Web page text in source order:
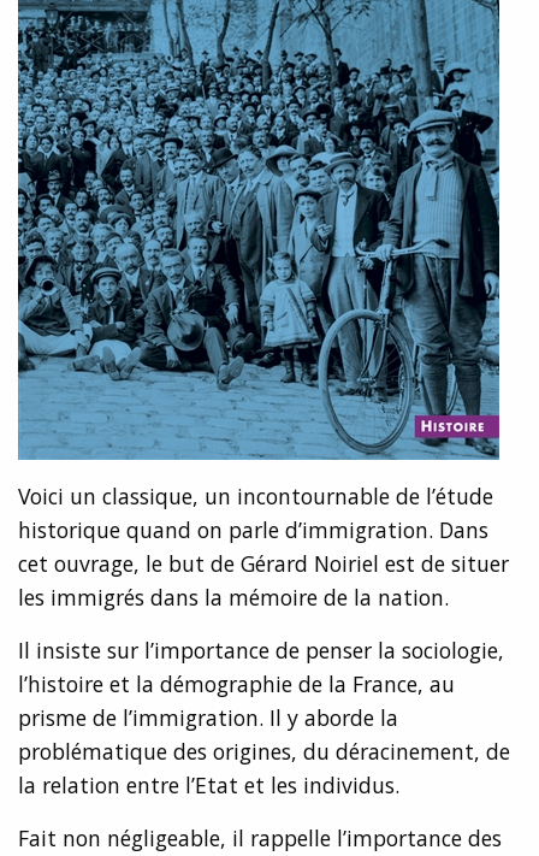
Voici un classique, un incontournable de l’étude
historique quand on parle d’immigration. Dans
cet ouvrage, le but de Gérard Noiriel est de situer
les immigrés dans la mémoire de la nation.
Il insiste sur l’importance de penser la sociologie,
l’histoire et la démographie de la France, au
prisme de l’immigration. Il y aborde la
problématique des origines, du déracinement, de
la relation entre l’Etat et les individus.
Fait non négligeable, il rappelle l’importance des